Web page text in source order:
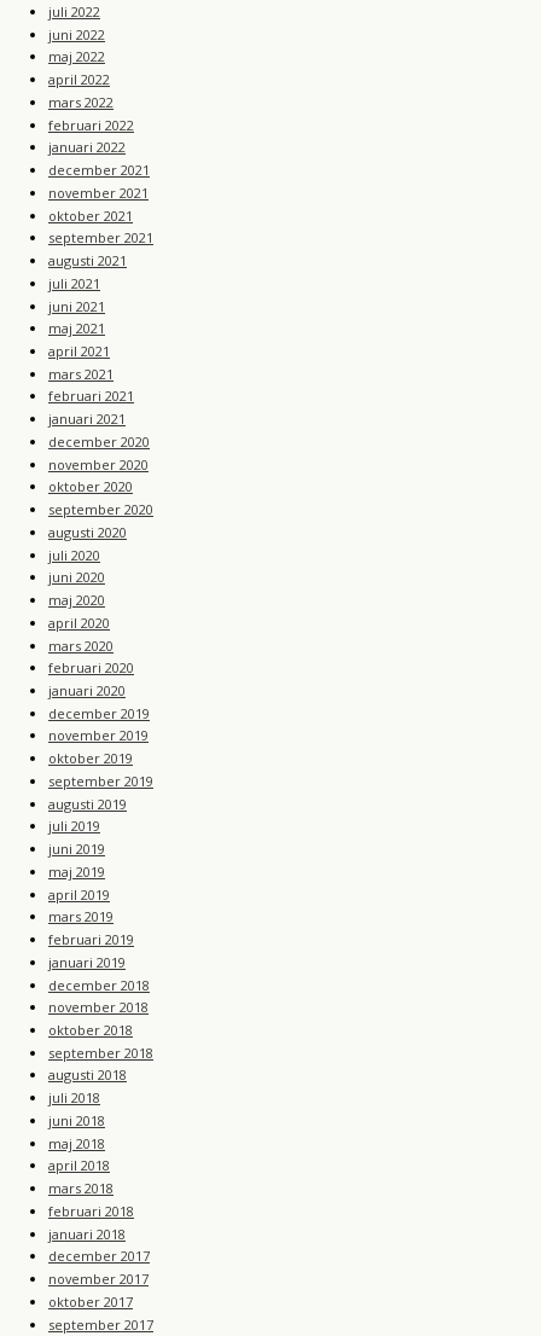
juli 2022
juni 2022
maj 2022
april 2022
mars 2022
februari 2022
januari 2022
december 2021
november 2021
oktober 2021
september 2021
augusti 2021
juli 2021
juni 2021
maj 2021
april 2021
mars 2021
februari 2021
januari 2021
december 2020
november 2020
oktober 2020
september 2020
augusti 2020
juli 2020
juni 2020
maj 2020
april 2020
mars 2020
februari 2020
januari 2020
december 2019
november 2019
oktober 2019
september 2019
augusti 2019
juli 2019
juni 2019
maj 2019
april 2019
mars 2019
februari 2019
januari 2019
december 2018
november 2018
oktober 2018
september 2018
augusti 2018
juli 2018
juni 2018
maj 2018
april 2018
mars 2018
februari 2018
januari 2018
december 2017
november 2017
oktober 2017
september 2017